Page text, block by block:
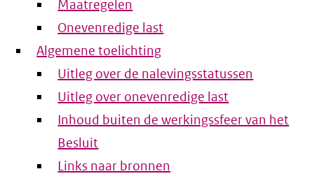
Maatregelen
Onevenredige last
Algemene toelichting
Uitleg over de nalevingsstatussen
Uitleg over onevenredige last
Inhoud buiten de werkingssfeer van het
Besluit
Links naar bronnen